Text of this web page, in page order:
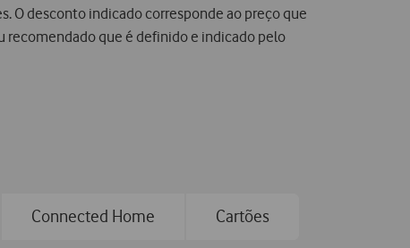
O desconto indicado corresponde ao preço que
recomendado que é definido e indicado pelo
Connected Home Cartões